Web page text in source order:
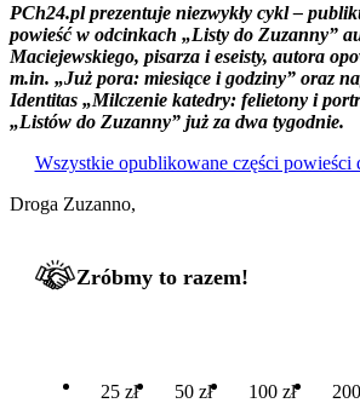
PCh24.pl prezentuje niezwykły cykl –
powieść w odcinkach „Listy do Zuzanny”
Maciejewskiego, pisarza i eseisty, autora
m.in. „Już pora: miesiące i godziny” oraz
Identitas „Milczenie katedry: felietony i
„Listów do Zuzanny” już za dwa tygodnie.
Wszystkie opublikowane części powieści
Droga Zuzanno,
Zróbmy to razem!
25 zł 50 zł 100 zł